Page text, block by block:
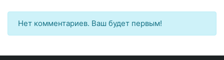
Нет комментариев. Ваш будет первым!